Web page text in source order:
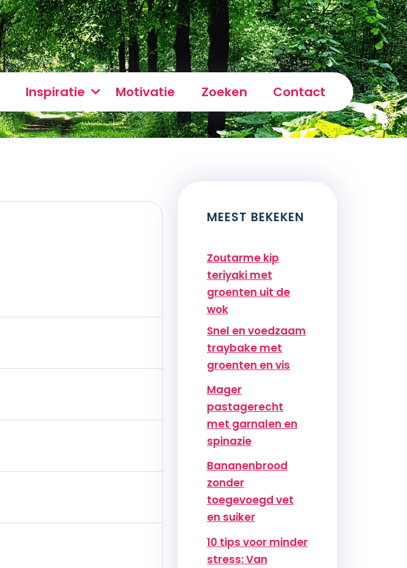
Inspiratie Motivatie Zoeken Contact
MEEST BEKEKEN
Zoutarme kip
teriyaki met
groenten uit de
wok
Snel en voedzaam
traybake met
groenten en vis
Mager
pastagerecht
met garnalen en
spinazie
Bananenbrood
zonder
toegevoegd vet
en suiker
10 tips voor minder
stress: Van